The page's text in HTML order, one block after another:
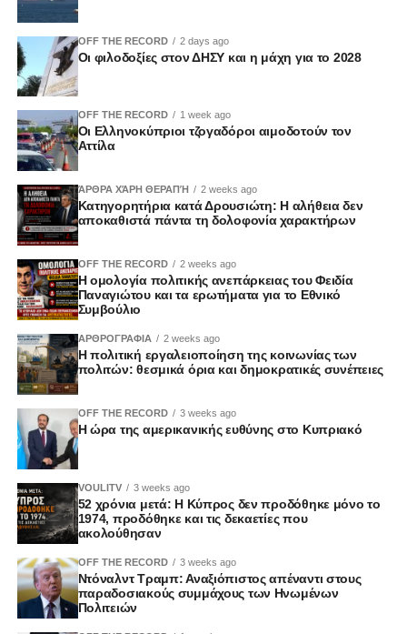
OFF THE RECORD 2 days ago
Οι φιλοδοξίες στον ΔΗΣΥ και η μάχη για το 2028
OFF THE RECORD 1 week ago
Οι Ελληνοκύπριοι τζογαδόροι αιμοδοτούν τον
Αττίλα
ΆΡΘΡΑ ΧΆΡΗ ΘΕΡΑΠΉ 2 weeks ago
Κατηγορητήρια κατά Δρουσιώτη: Η αλήθεια δεν
αποκαθιστά πάντα τη δολοφονία χαρακτήρων
OFF THE RECORD 2 weeks ago
Η ομολογία πολιτικής ανεπάρκειας του Φειδία
Παναγιώτου και τα ερωτήματα για το Εθνικό
Συμβούλιο
ΑΡΘΡΟΓΡΑΦΙΑ 2 weeks ago
Η πολιτική εργαλειοποίηση της κοινωνίας των
πολιτών: θεσμικά όρια και δημοκρατικές συνέπειες
OFF THE RECORD 3 weeks ago
Η ώρα της αμερικανικής ευθύνης στο Κυπριακό
VOULITV 3 weeks ago
52 χρόνια μετά: Η Κύπρος δεν προδόθηκε μόνο το
1974, προδόθηκε και τις δεκαετίες που
ακολούθησαν
OFF THE RECORD 3 weeks ago
Ντόναλντ Τραμπ: Αναξιόπιστος απέναντι στους
παραδοσιακούς συμμάχους των Ηνωμένων
Πολιτειών